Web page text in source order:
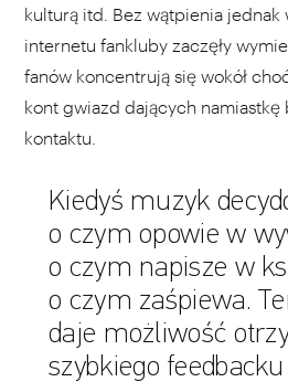
kulturą itd. Bez wątpienia
internetu fankluby zaczęły
fanów koncentrują się wokół
kont gwiazd dających
kontaktu.
Kiedyś muzyk
o czym opowie w
o czym napisze w
o czym zaśpiewa.
daje możliwość
szybkiego feedbacku